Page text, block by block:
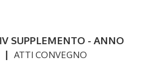
SUPPLEMENTO - ANNO
| ATTI CONVEGNO